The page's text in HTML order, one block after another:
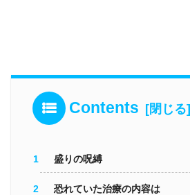
Contents
盛りの呪縛
恐れていた治療の内容は